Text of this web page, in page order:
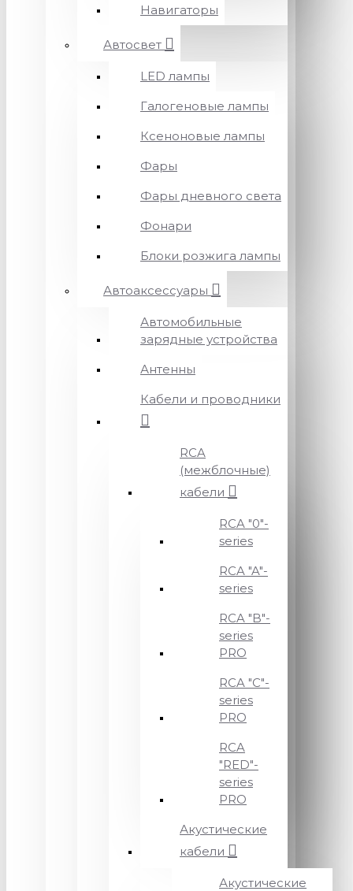
Навигаторы
Автосвет
LED лампы
Галогеновые лампы
Ксеноновые лампы
Фары
Фары дневного света
Фонари
Блоки розжига лампы
Автоаксессуары
Автомобильные
зарядные устройства
Антенны
Кабели и проводники
RCA
(межблочные)
кабели
RCA "0"-
series
RCA "A"-
series
RCA "B"-
series
PRO
RCA "C"-
series
PRO
RCA
"RED"-
series
PRO
Акустические
кабели
Акустические